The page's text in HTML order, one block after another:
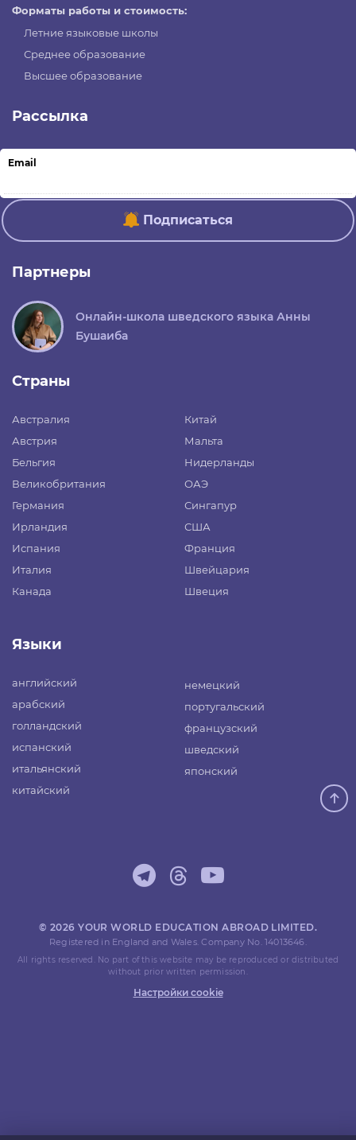
Форматы работы и стоимость:
Летние языковые школы
Среднее образование
Высшее образование
Рассылка
Email
Подписаться
Партнеры
Онлайн-школа шведского языка Анны
Бушаиба
Страны
Австралия
Австрия
Бельгия
Великобритания
Германия
Ирландия
Испания
Италия
Канада
Китай
Мальта
Нидерланды
ОАЭ
Сингапур
США
Франция
Швейцария
Швеция
Языки
английский
арабский
голландский
испанский
итальянский
китайский
немецкий
португальский
французский
шведский
японский
© 2026 YOUR WORLD EDUCATION ABROAD LIMITED.
Registered in England and Wales. Company No. 14013646.
All rights reserved. No part of this website may be reproduced or distributed
without prior written permission.
Настройки cookie